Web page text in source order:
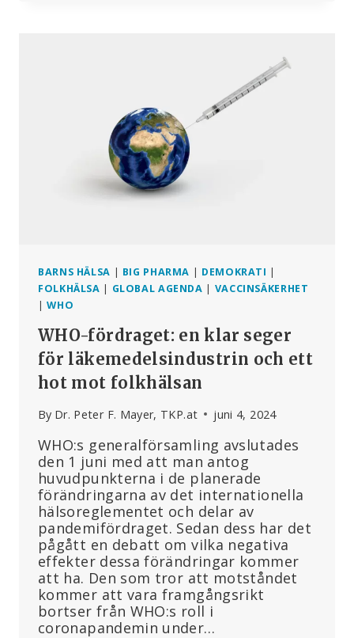
MÄNNISKOR
I
BEHOV
AV
VÅRD
BARNS HÄLSA | BIG PHARMA | DEMOKRATI |
FOLKHÄLSA | GLOBAL AGENDA | VACCINSÄKERHET
|WHO
WHO-fördraget: en klar seger
för läkemedelsindustrin och ett
hot mot folkhälsan
By Dr. Peter F. Mayer, TKP.at juni 4, 2024
WHO:s generalförsamling avslutades
den 1 juni med att man antog
huvudpunkterna i de planerade
förändringarna av det internationella
hälsoreglementet och delar av
pandemifördraget. Sedan dess har det
pågått en debatt om vilka negativa
effekter dessa förändringar kommer
att ha. Den som tror att motståndet
kommer att vara framgångsrikt
bortser från WHO:s roll i
coronapandemin under…